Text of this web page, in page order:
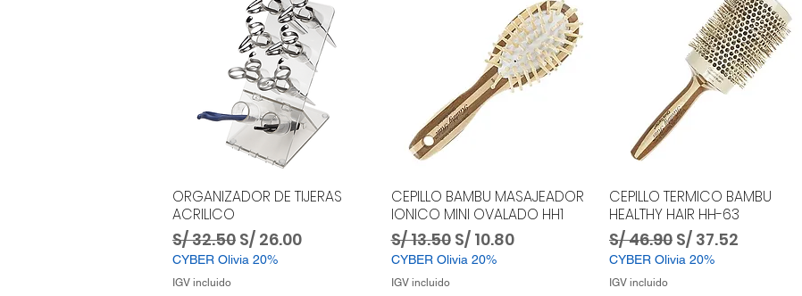
ORGANIZADOR DE TIJERAS
ACRILICO
Precio
S/ 32.50 Precio de oferta
S/ 26.00
CYBER Olivia 20%
IGV incluido
CEPILLO BAMBU MASAJEADOR
IONICO MINI OVALADO HH1
Precio
S/ 13.50 Precio de oferta
S/ 10.80
CYBER Olivia 20%
IGV incluido
CEPILLO TERMICO BAMBU
HEALTHY HAIR HH-63
Precio
S/ 46.90 Precio de oferta
S/ 37.52
CYBER Olivia 20%
IGV incluido